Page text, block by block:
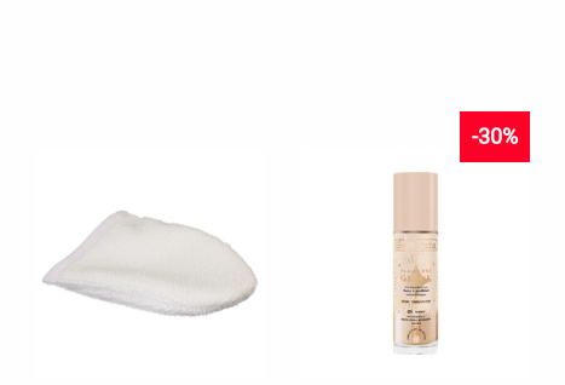
-30%